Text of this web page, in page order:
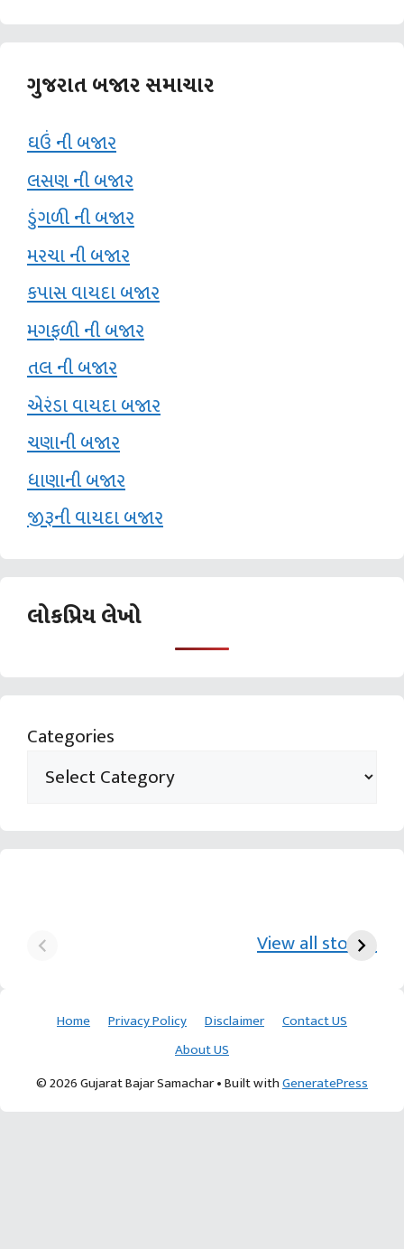
ગુજરાત બજાર સમાચાર
ઘઉં ની બજાર
લસણ ની બજાર
ડુંગળી ની બજાર
મરચા ની બજાર
કપાસ વાયદા બજાર
મગફળી ની બજાર
તલ ની બજાર
એરંડા વાયદા બજાર
ચણાની બજાર
ધાણાની બજાર
જીરૂની વાયદા બજાર
લોકપ્રિય લેખો
Categories
View all stories
ખેડૂતની કમાલ આચાર્ય દેવવ્રતજી
Home Privacy Policy Disclaimer
Contact US
About US
© 2026 Gujarat Bajar Samachar• Built withGeneratePress